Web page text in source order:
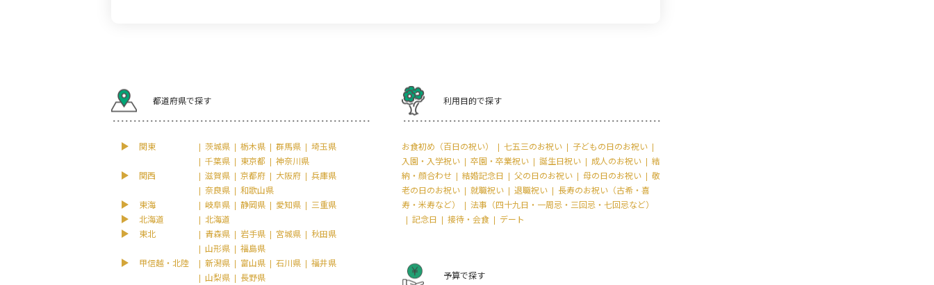
都道府県で探す
関東 茨城県 栃木県 群馬県
埼玉県
千葉県
東京都
神奈川県
関西
滋賀県 京都府 大阪府
兵庫県
奈良県
和歌山県
東海
岐阜県 静岡県 愛知県
三重県
北海道
北海道
東北
青森県 岩手県 宮城県
秋田県
山形県
福島県
甲信越・北陸
新潟県 富山県 石川県
福井県
山梨県
長野県
利用目的で探す
お食初め（百日の祝い） 七五三のお祝い
子どもの日のお祝い
入園・入学祝い
卒園・卒業祝い 誕生日祝い 成人のお祝い
結
納・顔合わせ
結婚記念日 父の日のお祝い 母の日のお祝い
敬
老の日のお祝い
就職祝い 退職祝い
長寿のお祝い（古希・喜
寿・米寿など）
法事（四十九日・一周忌・三回忌・七回忌など）
記念日
接待・会食 デート
予算で探す